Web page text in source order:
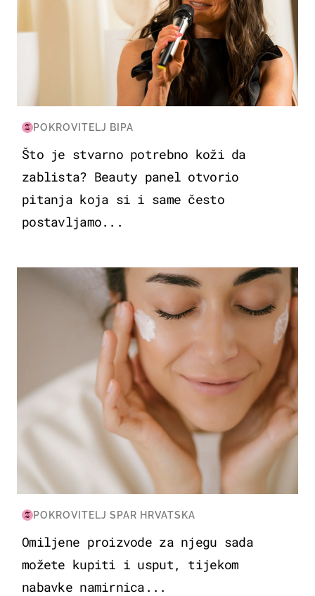
POKROVITELJ BIPA
Što je stvarno potrebno koži da
zablista? Beauty panel otvorio
pitanja koja si i same često
postavljamo...
MODA & LJEPOTA
POKROVITELJ SPAR HRVATSKA
Omiljene proizvode za njegu sada
možete kupiti i usput, tijekom
nabavke namirnica...